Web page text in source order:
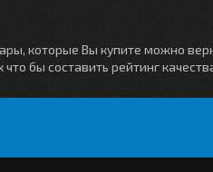
которые Вы купите можно
что бы составить рейтинг